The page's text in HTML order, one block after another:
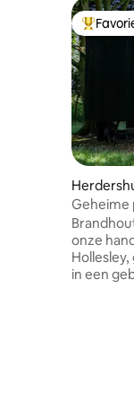
Geheime
Brandhout
onze
in een